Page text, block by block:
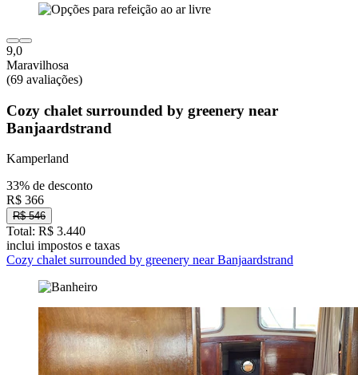
9,0
Maravilhosa
(69 avaliações)
Cozy chalet surrounded by greenery near
Banjaardstrand
Kamperland
33% de desconto
R$ 366
R$ 546
Total: R$ 3.440
inclui impostos e taxas
Cozy chalet surrounded by greenery near Banjaardstrand